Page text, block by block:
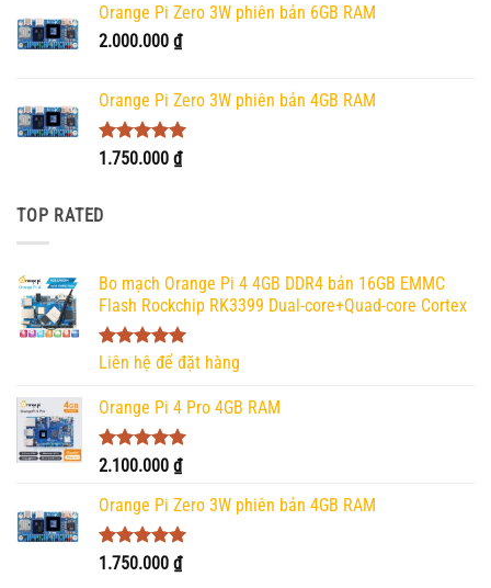
Orange Pi Zero 3W phiên bản 6GB RAM
2.000.000 ₫
Orange Pi Zero 3W phiên bản 4GB RAM
Được xếp
1.750.000 ₫
TOP RATED
Bo mạch Orange Pi 4 4GB DDR4 bản 16GB EMMC
Flash Rockchip RK3399 Dual-core+Quad-core Cortex
Được xếp
5.00
Liên hệ để đặt hàng
Orange Pi 4 Pro 4GB RAM
Được xếp
5 sao
2.100.000 ₫
Orange Pi Zero 3W phiên bản 4GB RAM
Được xếp
1.750.000 ₫